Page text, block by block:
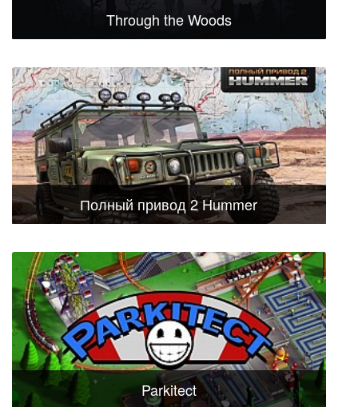
Through the Woods
Полный привод 2 Hummer
Parkitect